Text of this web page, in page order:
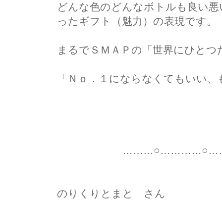
どんな色のどんなボトルも良い
ったギフト（魅力）の表現です。
まるでＳＭＡＰの「世界にひと
「Ｎｏ．１にならなくてもいい
のりくりとまと さん